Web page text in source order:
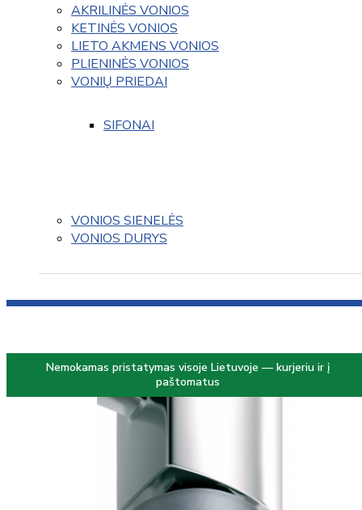
AKRILINĖS VONIOS
KETINĖS VONIOS
LIETO AKMENS VONIOS
PLIENINĖS VONIOS
VONIŲ PRIEDAI
SIFONAI
VONIOS SIENELĖS
VONIOS DURYS
Nemokamas pristatymas visoje Lietuvoje — kurjeriu ir į
paštomatus